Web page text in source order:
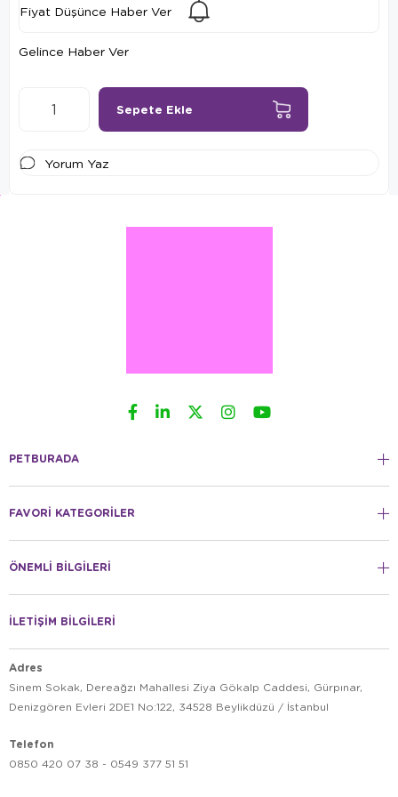
Fiyat Düşünce Haber Ver
Gelince Haber Ver
Yorum Yaz
PETBURADA
FAVORİ KATEGORİLER
ÖNEMLİ BİLGİLERİ
İLETİŞİM BİLGİLERİ
Adres
Sinem Sokak, Dereağzı Mahallesi Ziya Gökalp Caddesi, Gürpınar,
Denizgören Evleri 2DE1 No:122, 34528 Beylikdüzü / İstanbul
Telefon
0850 420 07 38 - 0549 377 51 51